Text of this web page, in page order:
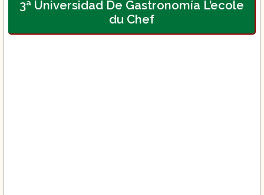
Negocios Gastronómicos:
3ª Universidad De Gastronomía L’ecole
du Chef